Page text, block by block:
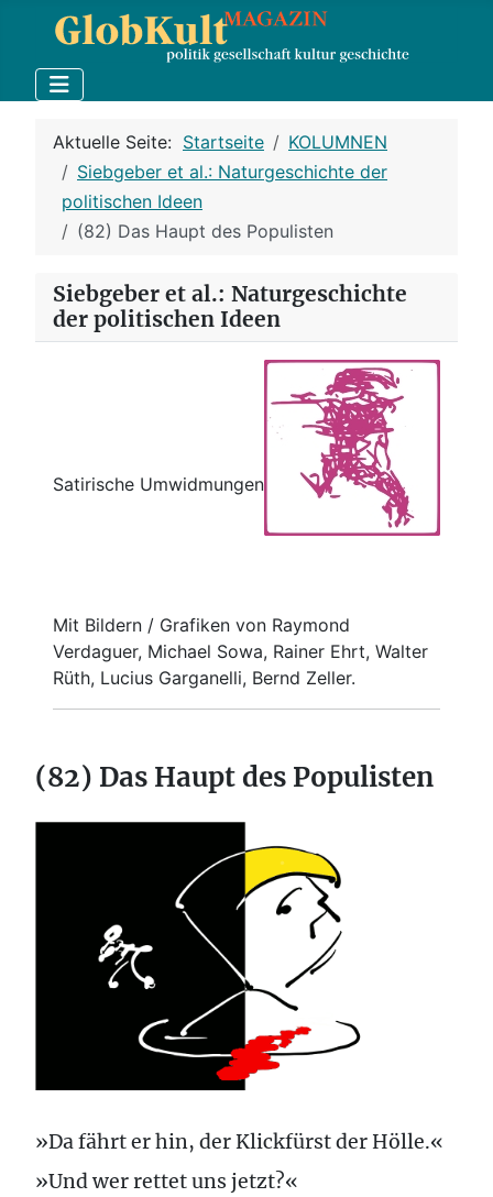
Aktuelle Seite: Startseite
KOLUMNEN
Siebgeber et al.: Naturgeschichte der
politischen Ideen
(82) Das Haupt des Populisten
Siebgeber et al.: Naturgeschichte
der politischen Ideen
Satirische Umwidmungen
Mit Bildern / Grafiken von Raymond
Verdaguer, Michael Sowa, Rainer Ehrt, Walter
Rüth, Lucius Garganelli, Bernd Zeller.
(82) Das Haupt des Populisten
»Da fährt er hin, der Klickfürst der Hölle.«
»Und wer rettet uns jetzt?«